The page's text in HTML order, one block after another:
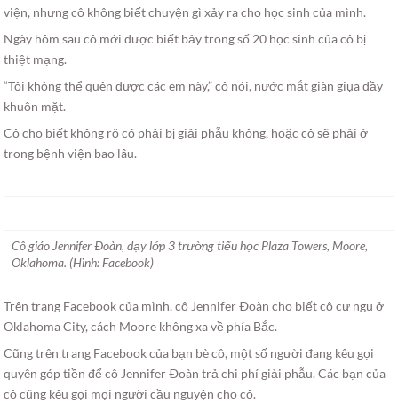
viện, nhưng cô không biết chuyện gì xảy ra cho học sinh của mình.
Ngày hôm sau cô mới được biết bảy trong số 20 học sinh của cô bị
thiệt mạng.
“Tôi không thể quên được các em này,” cô nói, nước mắt giàn giụa đầy
khuôn mặt.
Cô cho biết không rõ có phải bị giải phẫu không, hoặc cô sẽ phải ở
trong bệnh viện bao lâu.
Cô giáo Jennifer Ðoàn, dạy lớp 3 trường tiểu học Plaza Towers, Moore,
Oklahoma. (Hình: Facebook)
Trên trang Facebook của mình, cô Jennifer Ðoàn cho biết cô cư ngụ ở
Oklahoma City, cách Moore không xa về phía Bắc.
Cũng trên trang Facebook của bạn bè cô, một số người đang kêu gọi
quyên góp tiền để cô Jennifer Ðoàn trả chi phí giải phẫu. Các bạn của
cô cũng kêu gọi mọi người cầu nguyện cho cô.